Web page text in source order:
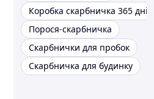
Коробка скарбничка 365 днів
Порося-скарбничка
Скарбнички для пробок
Скарбничка для будинку